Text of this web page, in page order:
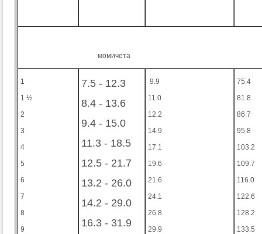
момичета
1
1 ½
2
3
4
5
6
7
8
9
7.5 - 12.3
8.4 - 13.6
9.4 - 15.0
11.3 - 18.5
12.5 - 21.7
13.2 - 26.0
14.2 - 29.0
16.3 - 31.9
9.9
11.0
12.2
14.9
17.1
19.6
21.6
24.1
26.8
29.9
75.4
81.8
86.7
95.8
103.2
109.7
116.0
122.6
128.2
133.5